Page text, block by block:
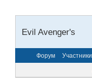
Evil Avenger's
Форум Участники